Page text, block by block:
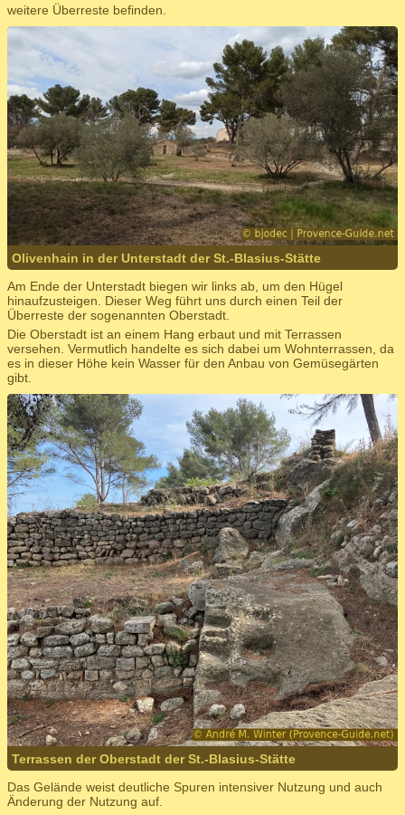
weitere Überreste befinden.
Olivenhain in der Unterstadt der St.-Blasius-Stätte
Am Ende der Unterstadt biegen wir links ab, um den Hügel
hinaufzusteigen. Dieser Weg führt uns durch einen Teil der
Überreste der sogenannten Oberstadt.
Die Oberstadt ist an einem Hang erbaut und mit Terrassen
versehen. Vermutlich handelte es sich dabei um Wohnterrassen, da
es in dieser Höhe kein Wasser für den Anbau von Gemüsegärten
gibt.
Terrassen der Oberstadt der St.-Blasius-Stätte
Das Gelände weist deutliche Spuren intensiver Nutzung und auch
Änderung der Nutzung auf.